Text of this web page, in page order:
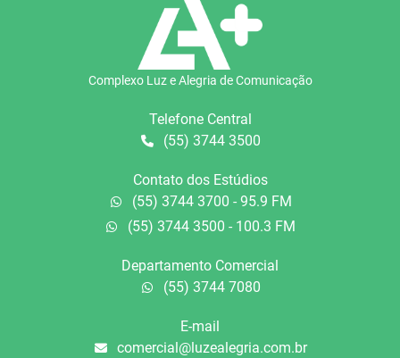
Complexo Luz e Alegria de Comunicação
Telefone Central
(55) 3744 3500
Contato dos Estúdios
(55) 3744 3700 - 95.9 FM
(55) 3744 3500 - 100.3 FM
Departamento Comercial
(55) 3744 7080
E-mail
comercial@luzealegria.com.br